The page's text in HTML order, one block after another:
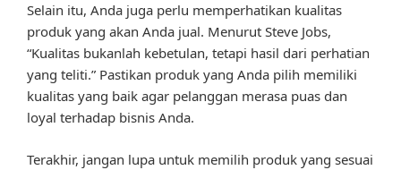
Selain itu, Anda juga perlu memperhatikan kualitas
produk yang akan Anda jual. Menurut Steve Jobs,
“Kualitas bukanlah kebetulan, tetapi hasil dari perhatian
yang teliti.” Pastikan produk yang Anda pilih memiliki
kualitas yang baik agar pelanggan merasa puas dan
loyal terhadap bisnis Anda.
Terakhir, jangan lupa untuk memilih produk yang sesuai